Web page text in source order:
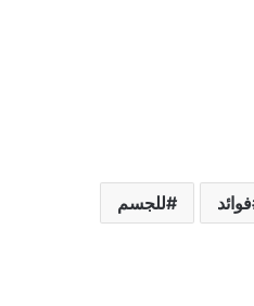
فوائد للجسم